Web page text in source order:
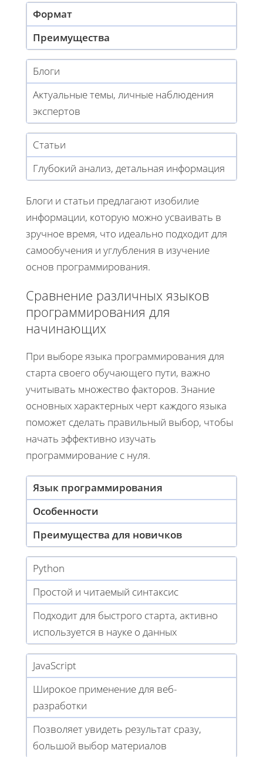
Формат
Преимущества
Блоги
Актуальные темы, личные наблюдения
экспертов
Статьи
Глубокий анализ, детальная информация
Блоги и статьи предлагают изобилие
информации, которую можно усваивать в
зручное время, что идеально подходит для
самообучения и углубления в изучение
основ программирования.
Сравнение различных языков
программирования для
начинающих
При выборе языка программирования для
старта своего обучающего пути, важно
учитывать множество факторов. Знание
основных характерных черт каждого языка
поможет сделать правильный выбор, чтобы
начать эффективно изучать
программирование с нуля.
Язык программирования
Особенности
Преимущества для новичков
Python
Простой и читаемый синтаксис
Подходит для быстрого старта, активно
используется в науке о данных
JavaScript
Широкое применение для веб-
разработки
Позволяет увидеть результат сразу,
большой выбор материалов